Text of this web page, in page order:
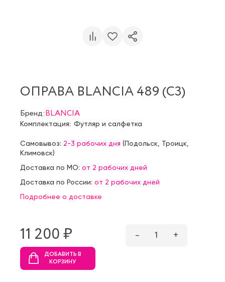
ОПРАВА BLANCIA 489 (C3)
Бренд:BLANCIA
Комплектация: Футляр и салфетка
Самовывоз: 2-3 рабочих дня (Подольск Троицк
Климовск)
Доставка по МО: от 2 рабочих дней
Доставка по России: от 2 рабочих дней
Подробнее о доставке
11 200 ₷ – 1 +
ДОБАВИТЬ В
КОРЗИНУ